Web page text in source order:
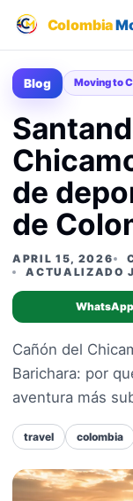
Colombia
Blog Moving to
de
de
APRIL 15, 2026
ACTUALIZADO
WhatsApp
Cañón del
Barichara: por
aventura más
travel colombia